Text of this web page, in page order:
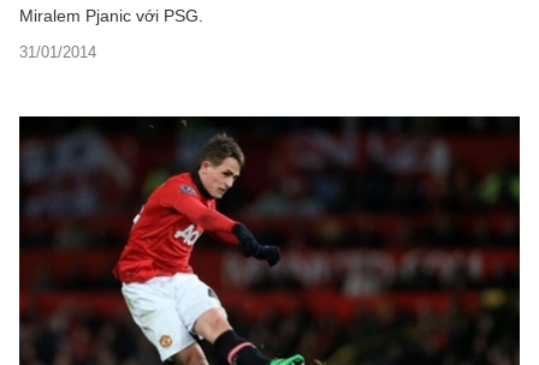
Miralem Pjanic với PSG.
31/01/2014